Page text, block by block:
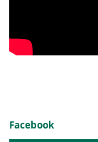
Facebook